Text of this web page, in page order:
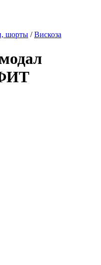
шорты /Вискоза